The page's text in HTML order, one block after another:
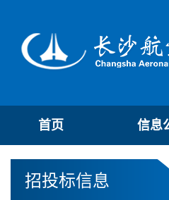
首页 信息
招投标信息